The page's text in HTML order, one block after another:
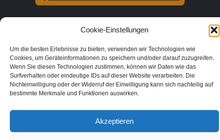
Cookie-Einstellungen
Um die besten Erlebnisse zu bieten, verwenden wir Technologien wie
Cookies, um Geräteinformationen zu speichern und/oder darauf zuzugreifen.
Wenn Sie diesen Technologien zustimmen, können wir Daten wie das
Surfverhalten oder eindeutige IDs auf dieser Website verarbeiten. Die
Nichteinwilligung oder der Widerruf der Einwilligung kann sich nachteilig auf
bestimmte Merkmale und Funktionen auswirken.
Akzeptieren
Link zum Facebook Account der
© 2026 Turmgalerie. Alle Rechte vorbehalten.